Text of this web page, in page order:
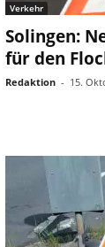
Verkehr
Solingen:
für den
Redaktion - 15.